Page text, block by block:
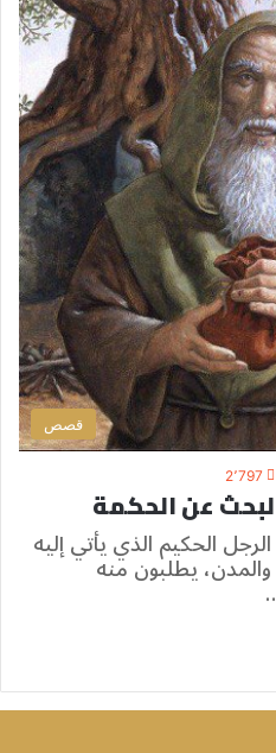
قصص
2٬797
عن الحكمة
الحكيم الذي يأتي إليه
يطلبون منه